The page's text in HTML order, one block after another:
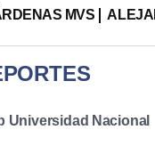
MVS
Universidad Nacional